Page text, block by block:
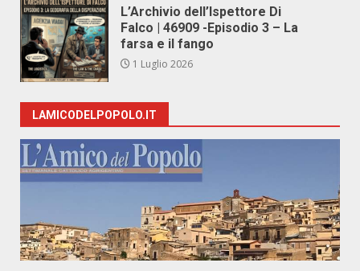
L’Archivio dell’Ispettore Di
Falco | 46909 -Episodio 3 – La
farsa e il fango
1 Luglio 2026
LAMICODELPOPOLO.IT